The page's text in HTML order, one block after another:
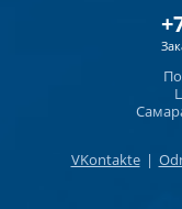
VKontakte |